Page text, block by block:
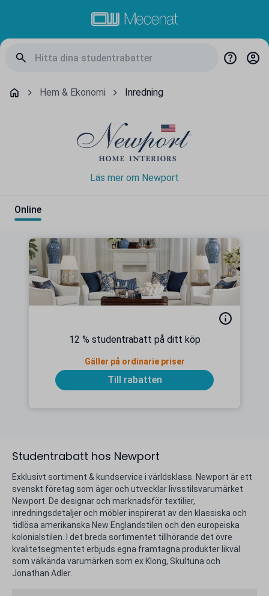
Hem & Ekonomi Inredning
Läs mer om Newport
Online
12 % studentrabatt på ditt köp
Gäller på ordinarie priser
Till rabatten
Studentrabatt hos Newport
Exklusivt sortiment & kundservice i världsklass. Newport är ett
svenskt företag som äger och utvecklar livsstilsvarumärket
Newport. De designar och marknadsför textilier,
inredningsdetaljer och möbler inspirerat av den klassiska och
tidlösa amerikanska New Englandstilen och den europeiska
kolonialstilen. I det breda sortimentet tillhörande det övre
kvalitetsegmentet erbjuds egna framtagna produkter likväl
som välkända varumärken som ex Klong, Skultuna och
Jonathan Adler.